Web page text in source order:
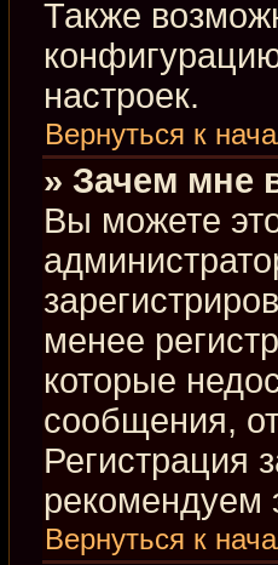
Также
настроек.
Вернуться к
» Зачем мне
Вы можете
менее
которые
сообщения,
Регистрация
рекомендуем
Вернуться к